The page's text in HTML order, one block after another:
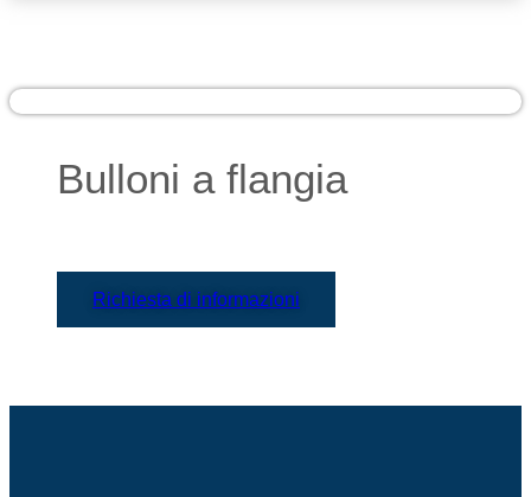
Bulloni a flangia
Richiesta di informazioni